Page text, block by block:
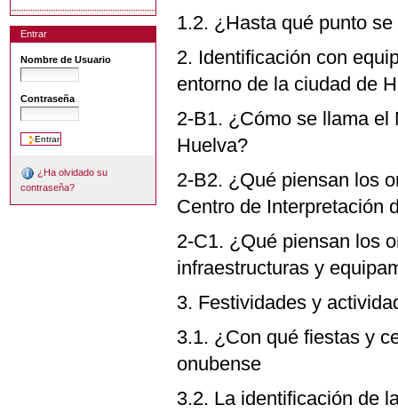
Entrar
Nombre de Usuario
Contraseña
¿Ha olvidado su
contraseña?
1.2. ¿Hasta qué punto
2. Identificación con
entorno de la ciudad de
2-B1. ¿Cómo se llama el
Huelva?
2-B2. ¿Qué piensan los
Centro de Interpretación
2-C1. ¿Qué piensan los
infraestructuras y
3. Festividades y
3.1. ¿Con qué fiestas y
onubense
3.2. La identificación de